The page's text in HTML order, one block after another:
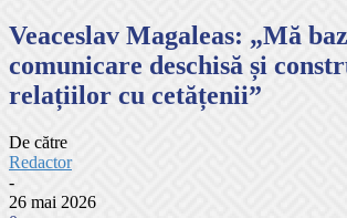
Veaceslav Magaleas: „Mă
comunicare deschisă și
relațiilor cu cetățenii”
De către
Redactor
-
26 mai 2026